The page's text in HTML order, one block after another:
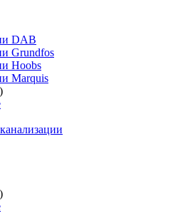
DAB
Grundfos
Hoobs
Marquis